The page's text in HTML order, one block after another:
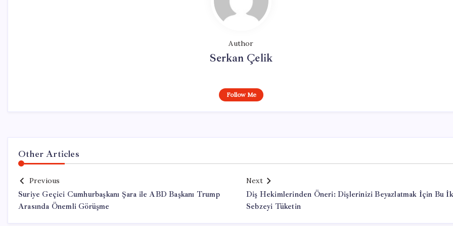
Author
Serkan Çelik
Follow Me
Other Articles
Previous
Suriye Geçici Cumhurbaşkanı Şara ile ABD Başkanı Trump
Arasında Önemli Görüşme
Next
Diş Hekimlerinden Öneri: Dişlerinizi Beyazlatmak İçin Bu
Sebzeyi Tüketin